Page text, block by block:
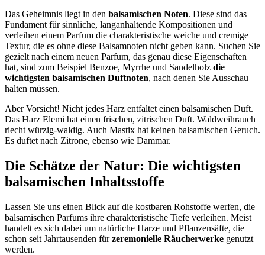
Das Geheimnis liegt in den balsamischen Noten. Diese sind das
Fundament für sinnliche, langanhaltende Kompositionen und
verleihen einem Parfum die charakteristische weiche und cremige
Textur, die es ohne diese Balsamnoten nicht geben kann. Suchen Sie
gezielt nach einem neuen Parfum, das genau diese Eigenschaften
hat, sind zum Beispiel Benzoe, Myrrhe und Sandelholz die
wichtigsten balsamischen Duftnoten, nach denen Sie Ausschau
halten müssen.
Aber Vorsicht! Nicht jedes Harz entfaltet einen balsamischen Duft.
Das Harz Elemi hat einen frischen, zitrischen Duft. Waldweihrauch
riecht würzig-waldig. Auch Mastix hat keinen balsamischen Geruch.
Es duftet nach Zitrone, ebenso wie Dammar.
Die Schätze der Natur: Die wichtigsten
balsamischen Inhaltsstoffe
Lassen Sie uns einen Blick auf die kostbaren Rohstoffe werfen, die
balsamischen Parfums ihre charakteristische Tiefe verleihen. Meist
handelt es sich dabei um natürliche Harze und Pflanzensäfte, die
schon seit Jahrtausenden fürzeremonielle Räucherwerke genutzt
werden.